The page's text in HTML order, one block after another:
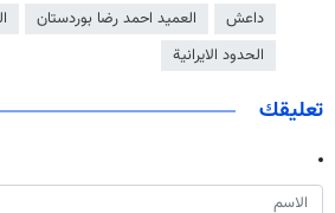
داعش العميد احمد رضا بوردستان
الحدود الايرانية
تعليقك